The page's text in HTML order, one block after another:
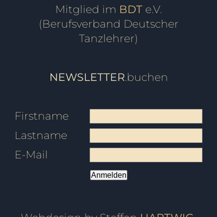
Mitglied im BDT e.V.
(Berufsverband Deutscher
Tanzlehrer)
NEWSLETTER.buchen
Firstname
Lastname
E-Mail
Anmelden